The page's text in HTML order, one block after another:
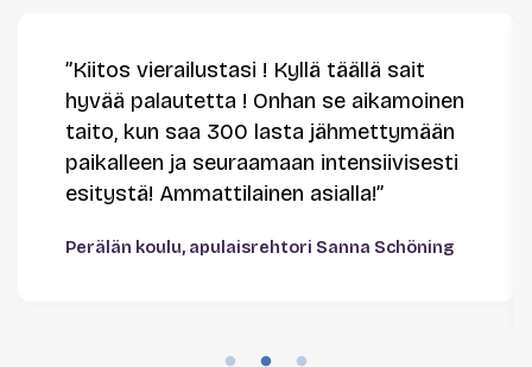
Perälän koulu, apulaisrehtori Sanna Schöning
”Kiitos vierailustasi ! Kyllä täällä sait
hyvää palautetta ! Onhan se aikamoinen
taito, kun saa 300 lasta jähmettymään
paikalleen ja seuraamaan intensiivisesti
esitystä! Ammattilainen asialla!”